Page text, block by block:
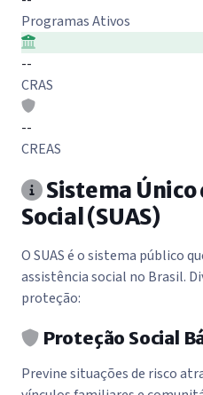
Programas Ativos
--
CRAS
--
CREAS
Sistema
Social (SUAS)
O SUAS é o sistema público
assistência social no Brasil.
proteção:
Proteção Social
Previne situações de risco